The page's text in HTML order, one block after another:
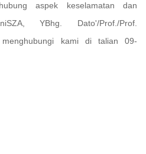
aspek keselamatan dan
YBhg. Dato'/Prof./Prof.
menghubungi kami di talian 09-